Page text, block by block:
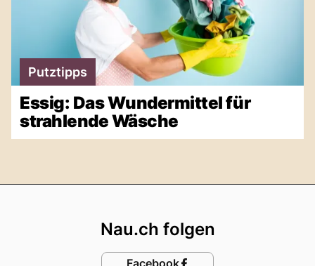
Putztipps
Essig: Das Wundermittel für
strahlende Wäsche
Nau.ch folgen
Facebook